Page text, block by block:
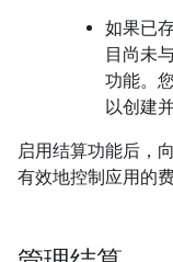
如果已
目尚未
功能。
以创建
启用结算功能后，
有效地控制应用的